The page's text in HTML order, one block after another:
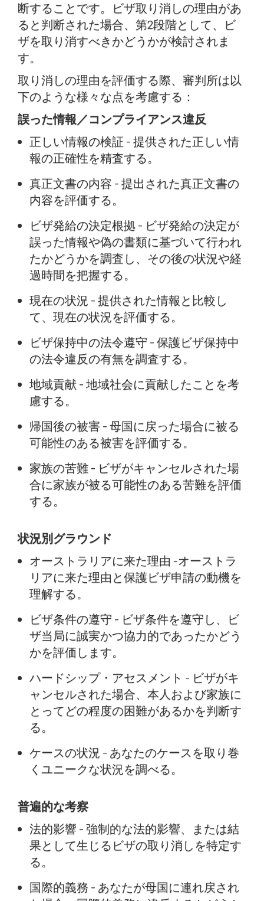
断することです。ビザ取り消しの理由があ
ると判断された場合、第2段階として、ビ
ザを取り消すべきかどうかが検討されま
す。
取り消しの理由を評価する際、審判所は以
下のような様々な点を考慮する：
誤った情報／コンプライアンス違反
正しい情報の検証 - 提供された正しい情
報の正確性を精査する。
真正文書の内容 - 提出された真正文書の
内容を評価する。
ビザ発給の決定根拠 - ビザ発給の決定が
誤った情報や偽の書類に基づいて行われ
たかどうかを調査し、その後の状況や経
過時間を把握する。
現在の状況 - 提供された情報と比較し
て、現在の状況を評価する。
ビザ保持中の法令遵守 - 保護ビザ保持中
の法令違反の有無を調査する。
地域貢献 - 地域社会に貢献したことを考
慮する。
帰国後の被害 - 母国に戻った場合に被る
可能性のある被害を評価する。
家族の苦難 - ビザがキャンセルされた場
合に家族が被る可能性のある苦難を評価
する。
状況別グラウンド
オーストラリアに来た理由 -オーストラ
リアに来た理由と保護ビザ申請の動機を
理解する。
ビザ条件の遵守 - ビザ条件を遵守し、ビ
ザ当局に誠実かつ協力的であったかどう
かを評価します。
ハードシップ・アセスメント - ビザがキ
ャンセルされた場合、本人および家族に
とってどの程度の困難があるかを判断す
る。
ケースの状況 - あなたのケースを取り巻
くユニークな状況を調べる。
普遍的な考察
法的影響 - 強制的な法的影響、または結
果として生じるビザの取り消しを特定す
る。
国際的義務 - あなたが母国に連れ戻され